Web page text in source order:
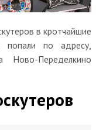
в кротчайшие
по адресу,
Ново-Переделкино